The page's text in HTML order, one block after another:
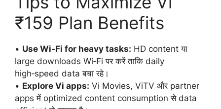
₹159 Plan Benefits
• Use Wi‑Fi for heavy tasks: HD content या
large downloads Wi‑Fi पर करें ताकि daily
high‑speed data बचा रहे।
• Explore Vi apps: Vi Movies, ViTV और partner
apps में optimized content consumption से data